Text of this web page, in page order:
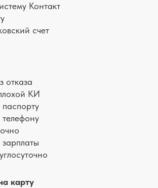
Контакт
счет
отказа
КИ
карту